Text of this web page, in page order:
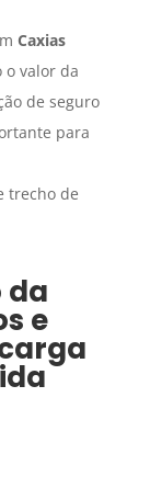
Caxias
o valor da
de seguro
para
trecho de
da
e